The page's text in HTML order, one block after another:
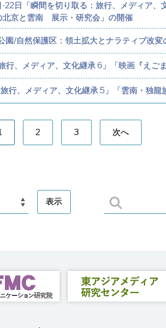
22日「瞬間を切り取る：旅行、メディア
北京と雲南 展示・研究会」の開催
園/自然保護区：領土拡大とナラティブ改
行、メディア、文化継承 6」「映画『え
行、メディア、文化継承 5」「雲南・独
2 3 次へ